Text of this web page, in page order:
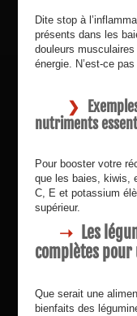
Dite stop à
présents dans les
douleurs
énergie. N’est-ce
nutriments
Pour booster votre
que les baies, kiwis,
C, E et potassium
supérieur.
Les
complètes
Que serait une
bienfaits des